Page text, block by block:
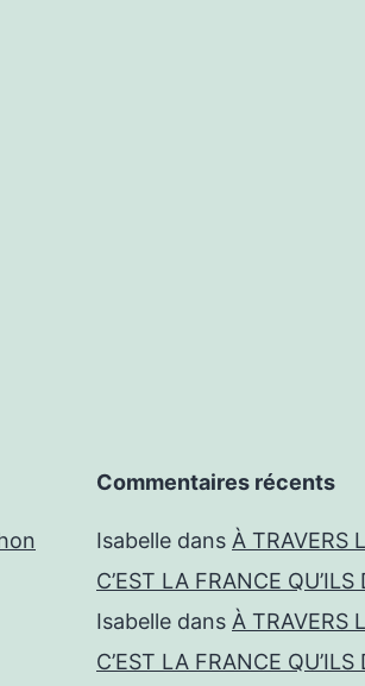
Commentaires récents
Isabelle dans À TRAVERS
C’EST LA FRANCE
Isabelle dans À TRAVERS
C’EST LA FRANCE